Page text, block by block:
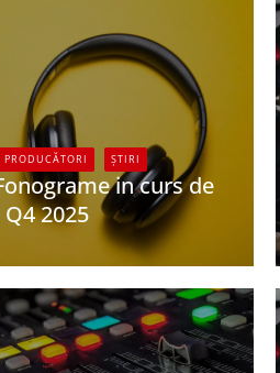
ȘTIRI
in curs de
2025